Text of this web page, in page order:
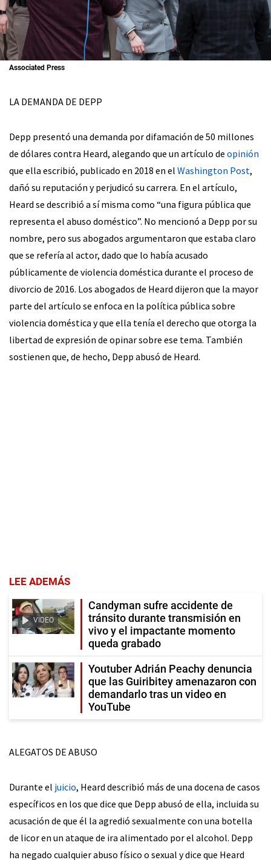
Associated Press
LA DEMANDA DE DEPP
Depp presentó una demanda por difamación de 50 millones
de dólares contra Heard, alegando que un artículo de opinión
que ella escribió, publicado en 2018 en el Washington Post,
dañó su reputación y perjudicó su carrera. En el artículo,
Heard se describió a sí misma como “una figura pública que
representa el abuso doméstico”. No mencionó a Depp por su
nombre, pero sus abogados argumentaron que estaba claro
que se refería al actor, dado que lo había acusado
públicamente de violencia doméstica durante el proceso de
divorcio de 2016. Los abogados de Heard dijeron que la mayor
parte del artículo se enfoca en la política pública sobre
violencia doméstica y que ella tenía el derecho que otorga la
libertad de expresión de opinar sobre ese tema. También
sostienen que, de hecho, Depp abusó de Heard.
LEE ADEMÁS
VIDEO
Candyman sufre accidente de
tránsito durante transmisión en
vivo y el impactante momento
queda grabado
Youtuber Adrián Peachy denuncia
que las Guiribitey amenazaron con
demandarlo tras un video en
YouTube
ALEGATOS DE ABUSO
Durante el juicio, Heard describió más de una docena de casos
específicos en los que dice que Depp abusó de ella, incluida su
acusación de que él la agredió sexualmente con una botella
de licor en un ataque de ira alimentado por el alcohol. Depp
ha negado cualquier abuso físico o sexual y dice que Heard